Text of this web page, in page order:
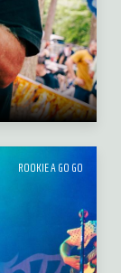
ROOKIE A GO GO